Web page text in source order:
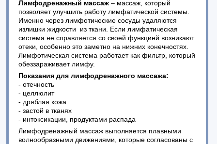
Лимфодренажный массаж – массаж, который
позволяет улучшить работу лимфатической системы.
Именно через лимфотические сосуды удаляются
излишки жидкости из ткани. Если лимфатическая
система не справляется со своей функцией возникают
отеки, особенно это заметно на нижних конечностях.
Лимфотическая система работает как фильтр, который
обеззараживает лимфу.
Показания для лимфодренажного массажа:
- отечность
- целлюлит
- дряблая кожа
- застой в тканях
- интоксикации, продуктами распада
Лимфодренажный массаж выполняется плавными
волнообразными движениями, которые согласованы с